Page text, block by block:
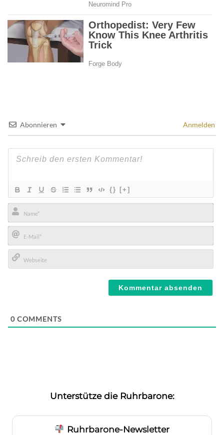
Abonnieren Anmelden
{} [+]
Name*
E-
Mail*
0 COMMENTS
Unterstütze die Ruhrbarone:
Ruhrbarone-Newsletter